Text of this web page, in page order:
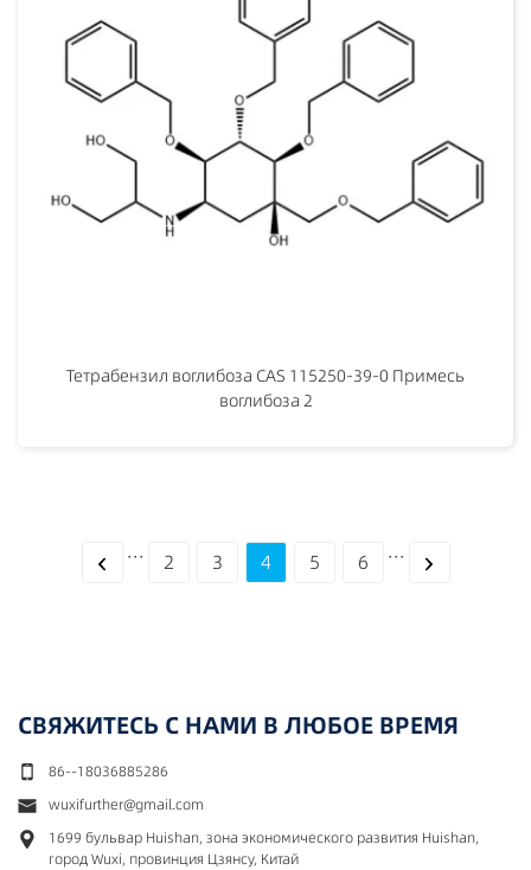
Тетрабензил воглибоза CAS 115250-39-0 Примесь
воглибоза 2
··· 2 3 4 5 6 ···
СВЯЖИТЕСЬ С НАМИ В ЛЮБОЕ ВРЕМЯ
86--18036885286
wuxifurther@gmail.com
1699 бульвар Huishan, зона экономического развития Huishan,
город Wuxi, провинция Цзянсу, Китай